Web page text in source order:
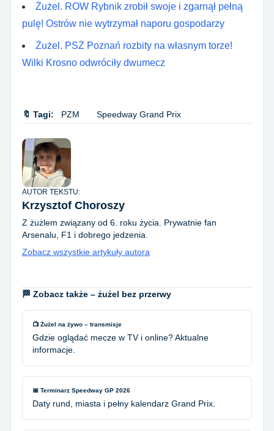
Żużel. ROW Rybnik zrobił swoje i zgarnął pełną
pulę! Ostrów nie wytrzymał naporu gospodarzy
Żużel. PSŻ Poznań rozbity na własnym torze!
Wilki Krosno odwróciły dwumecz
🔖 Tagi: PZM Speedway Grand Prix
AUTOR TEKSTU:
Krzysztof Choroszy
Z żużlem związany od 6. roku życia. Prywatnie fan
Arsenalu, F1 i dobrego jedzenia.
Zobacz wszystkie artykuły autora
🏁 Zobacz także – żużel bez przerwy
📺 Żużel na żywo – transmisje
Gdzie oglądać mecze w TV i online? Aktualne
informacje.
📅 Terminarz Speedway GP 2026
Daty rund, miasta i pełny kalendarz Grand Prix.